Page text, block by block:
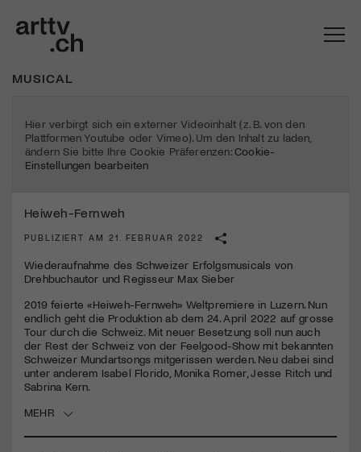
MUSICAL
Hier verbirgt sich ein externer Videoinhalt (z. B. von den
Plattformen Youtube oder Vimeo). Um den Inhalt zu laden,
ändern Sie bitte Ihre Cookie Präferenzen:Cookie-
Einstellungen bearbeiten
Heiweh-Fernweh
PUBLIZIERT AM 21. FEBRUAR 2022
Wiederaufnahme des Schweizer Erfolgsmusicals von
Drehbuchautor und Regisseur Max Sieber
2019 feierte «Heiweh-Fernweh» Weltpremiere in Luzern. Nun
endlich geht die Produktion ab dem 24. April 2022 auf grosse
Tour durch die Schweiz. Mit neuer Besetzung soll nun auch
der Rest der Schweiz von der Feelgood-Show mit bekannten
Schweizer Mundartsongs mitgerissen werden. Neu dabei sind
unter anderem Isabel Florido, Monika Romer, Jesse Ritch und
Sabrina Kern.
MEHR
Mach mit: «Be Part of the Art»!
Engagiere dich als Kulturliebhaber:in, Kulturschaffende(r) oder
Kulturinstitution und unterstütze unsere Arbeit.
Mit deiner Mitgliedschaft erhältst du kostenlosen Zugang zu
diversen Kulturevents.